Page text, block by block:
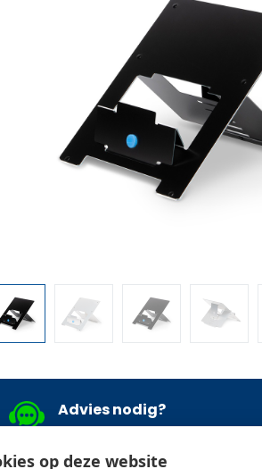
op deze website
Advies nodig?
ons, laat u bellen, of stuur een